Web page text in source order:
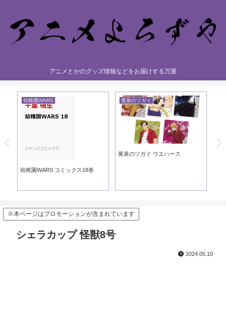
アニメとかのグッズ情報などをお届けする万屋
幼稚園WARS
幼稚園WARS コミックス18巻
黄泉のツガイ
黄泉のツガイ ウエハース
※本ページはプロモーションが含まれています
シェラカップ 怪獣8号
2024.05.10